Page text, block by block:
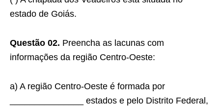
estado de Goiás.
Questão 02. Preencha as lacunas com
informações da região Centro-Oeste:
a) A região Centro-Oeste é formada por
_______________ estados e pelo Distrito Federal,